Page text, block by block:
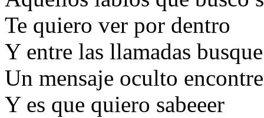
Te quiero ver por dentro
Y entre las llamadas busque
Un mensaje oculto encontre
Y es que quiero sabeeer